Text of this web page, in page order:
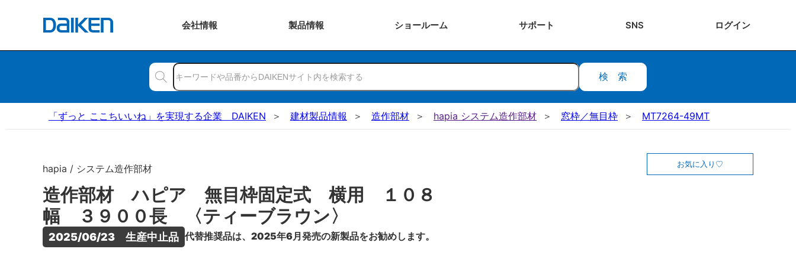
会社情報 製品情報 ショールーム サポート SNS ログイン
検索
「ずっと ここちいいね」を実現する企業 DAIKEN 建材製品情報 造作部材 hapia システム造作部材 窓枠／無目枠 MT7264-49MT
hapia / システム造作部材
造作部材 ハピア 無目枠固定式 横用 １０８
幅 ３９００長 〈ティーブラウン〉
2025/06/23　生産中止品 代替推奨品は、2025年6月発売の新製品をお勧めします。
お気に入り